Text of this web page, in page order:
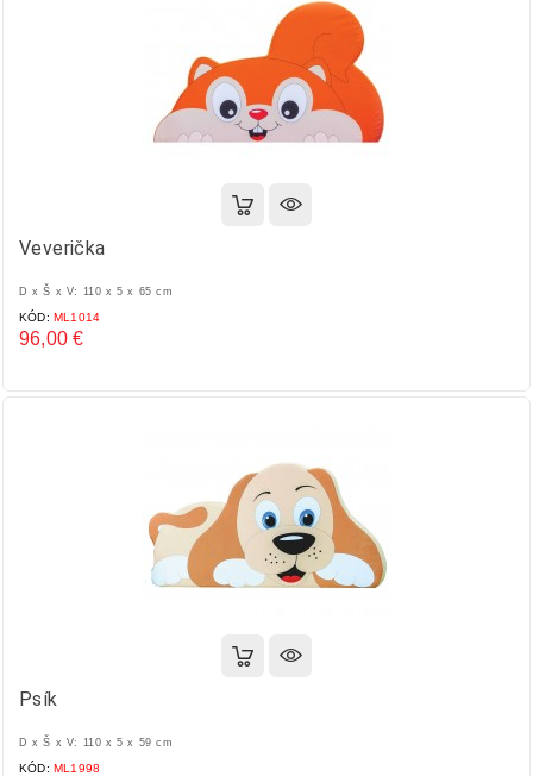
Veverička
D x Š x V: 110 x 5 x 65 cm
KÓD: ML1014
96,00 €
Psík
D x Š x V: 110 x 5 x 59 cm
KÓD: ML1998